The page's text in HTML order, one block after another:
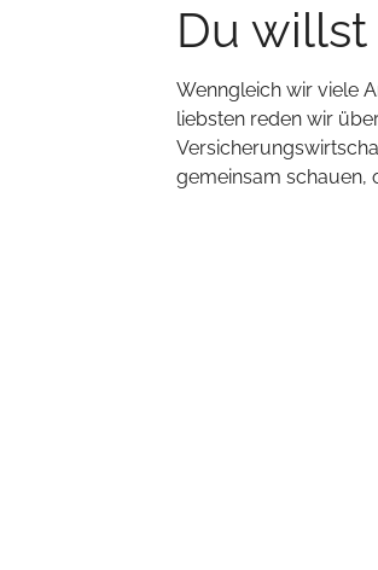
Du willst
Wenngleich wir viele
liebsten reden wir
gemeinsam schauen,